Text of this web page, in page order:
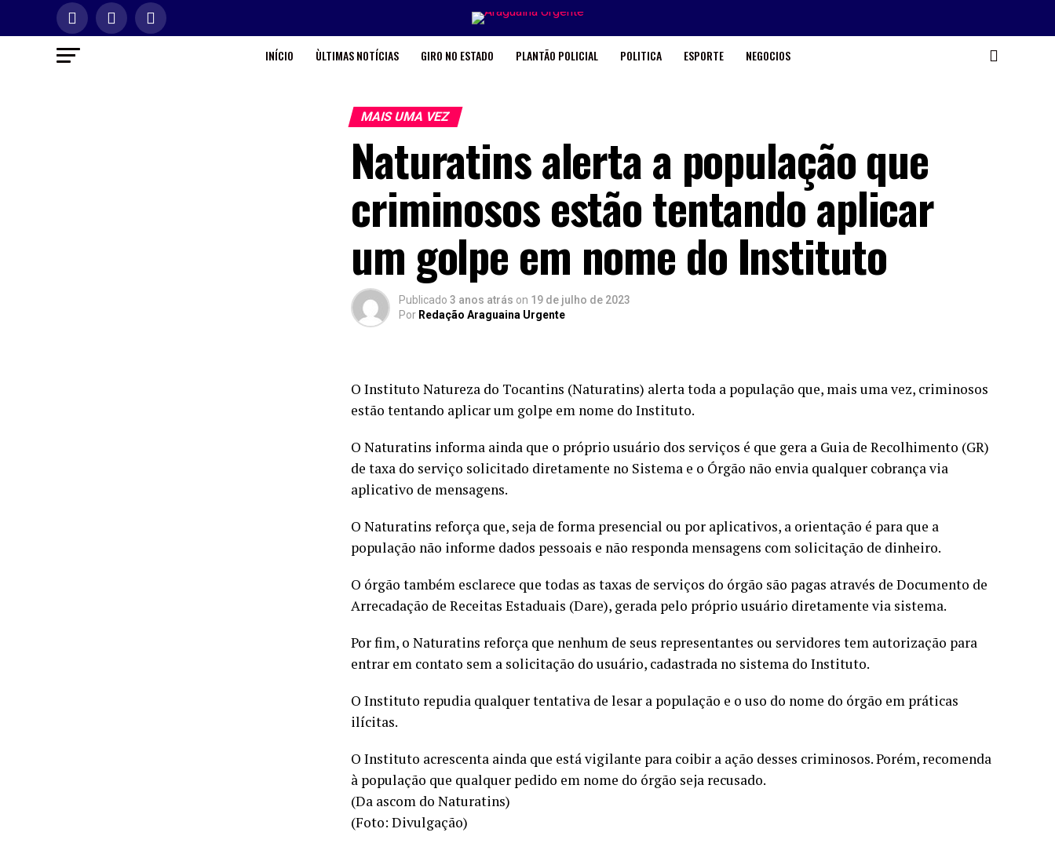
INÍCIO ÙLTIMAS NOTÍCIAS GIRO NO ESTADO PLANTÃO POLICIAL POLITICA ESPORTE NEGOCIOS
MAIS UMA VEZ
Naturatins alerta a população que
criminosos estão tentando aplicar
um golpe em nome do Instituto
Publicado 3 anos atrás on 19 de julho de 2023
Por Redação Araguaina Urgente
O Instituto Natureza do Tocantins (Naturatins) alerta toda a população que, mais uma vez, criminosos
estão tentando aplicar um golpe em nome do Instituto.
O Naturatins informa ainda que o próprio usuário dos serviços é que gera a Guia de Recolhimento (GR)
de taxa do serviço solicitado diretamente no Sistema e o Órgão não envia qualquer cobrança via
aplicativo de mensagens.
O Naturatins reforça que, seja de forma presencial ou por aplicativos, a orientação é para que a
população não informe dados pessoais e não responda mensagens com solicitação de dinheiro.
O órgão também esclarece que todas as taxas de serviços do órgão são pagas através de Documento de
Arrecadação de Receitas Estaduais (Dare), gerada pelo próprio usuário diretamente via sistema.
Por fim, o Naturatins reforça que nenhum de seus representantes ou servidores tem autorização para
entrar em contato sem a solicitação do usuário, cadastrada no sistema do Instituto.
O Instituto repudia qualquer tentativa de lesar a população e o uso do nome do órgão em práticas
ilícitas.
O Instituto acrescenta ainda que está vigilante para coibir a ação desses criminosos. Porém, recomenda
à população que qualquer pedido em nome do órgão seja recusado.
(Da ascom do Naturatins)
(Foto: Divulgação)